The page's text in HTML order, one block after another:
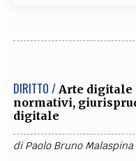
DIRITTO / Arte digitale
normativi,
digitale
diPaolo Bruno Malaspina